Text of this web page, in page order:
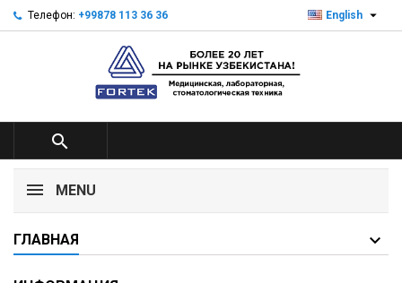
Телефон: +99878 113 36 36 English 

MENU
ГЛАВНАЯ